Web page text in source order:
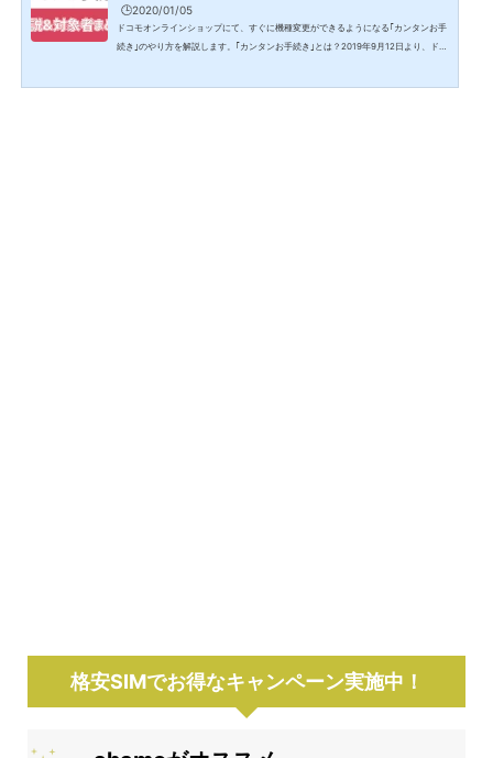
🕒️2020/01/05
ドコモオンラインショップにて、すぐに機種変更ができるようになる｢カンタンお手
続き｣のやり方を解説します。｢カンタンお手続き｣とは？2019年9月12日より、ドコ
格安SIMでお得なキャンペーン実施中！